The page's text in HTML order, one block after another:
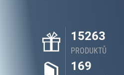
15263
PRODUKTŮ
169